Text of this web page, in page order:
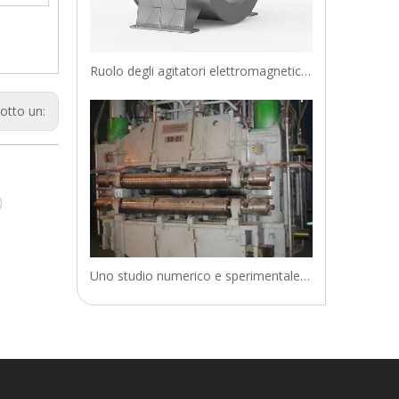
un:
Ruolo degli agitatori elettromagnetici (EMS)
Uno studio numerico e sperimentale sulla struttura di solidificazione della colata di lastre di acciaio Fe-Cr-Ni mediante agitazione elettromagnetica a rulli